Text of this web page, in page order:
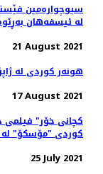
سیوچوارەمین
لە ئیسفەهان
21 August 2021
هونەر کوردی لە
17 August 2021
کوردی "مۆسکۆ" لە
25 July 2021